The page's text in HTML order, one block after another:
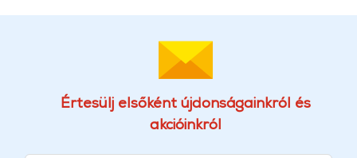
Értesülj elsőként újdonságainkról és
akcióinkról